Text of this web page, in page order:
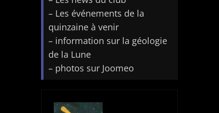
– Les événements de la
quinzaine à venir
– information sur la géologie
de la Lune
– photos sur Joomeo